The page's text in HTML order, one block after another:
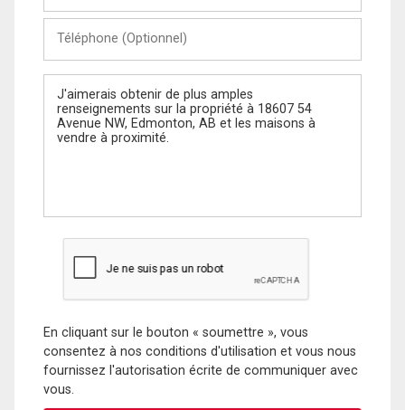
(Optionnel)
Message
En cliquant sur le bouton « soumettre », vous
consentez à nos conditions d'utilisation et vous nous
fournissez l'autorisation écrite de communiquer avec
vous.